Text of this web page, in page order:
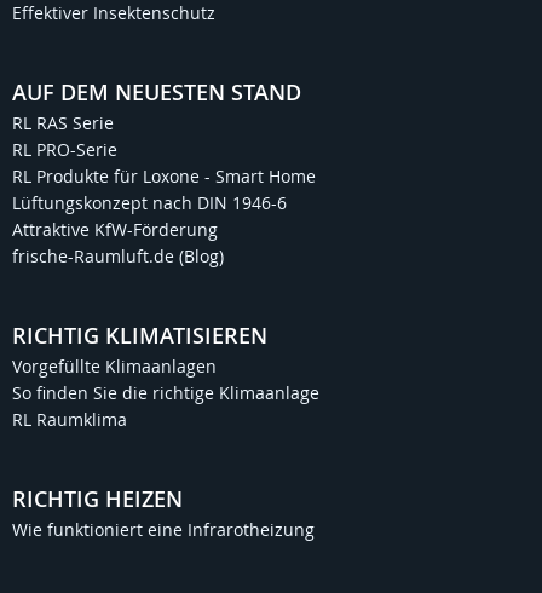
Effektiver Insektenschutz
AUF DEM NEUESTEN STAND
RL RAS Serie
RL PRO-Serie
RL Produkte für Loxone - Smart Home
Lüftungskonzept nach DIN 1946-6
Attraktive KfW-Förderung
frische-Raumluft.de (Blog)
RICHTIG KLIMATISIEREN
Vorgefüllte Klimaanlagen
So finden Sie die richtige Klimaanlage
RL Raumklima
RICHTIG HEIZEN
Wie funktioniert eine Infrarotheizung